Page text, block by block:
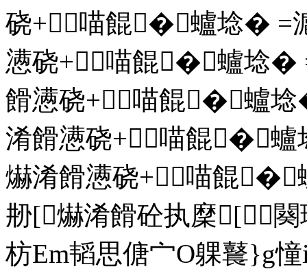
硗+喵餛�蠦埝� =
懑硗+喵餛�蠦埝�
餶懑硗+喵餛�蠦
淆餶懑硗+喵餛�
爀淆餶懑硗+喵餛�
刱[爀淆餶砼执穈[闋
枋Em韬思傏宀O躶鼚}g